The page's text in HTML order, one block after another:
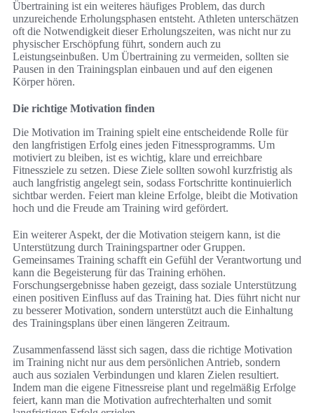
Übertraining ist ein weiteres häufiges Problem, das durch
unzureichende Erholungsphasen entsteht. Athleten unterschätzen
oft die Notwendigkeit dieser Erholungszeiten, was nicht nur zu
physischer Erschöpfung führt, sondern auch zu
Leistungseinbußen. Um Übertraining zu vermeiden, sollten sie
Pausen in den Trainingsplan einbauen und auf den eigenen
Körper hören.
Die richtige Motivation finden
Die Motivation im Training spielt eine entscheidende Rolle für
den langfristigen Erfolg eines jeden Fitnessprogramms. Um
motiviert zu bleiben, ist es wichtig, klare und erreichbare
Fitnessziele zu setzen. Diese Ziele sollten sowohl kurzfristig als
auch langfristig angelegt sein, sodass Fortschritte kontinuierlich
sichtbar werden. Feiert man kleine Erfolge, bleibt die Motivation
hoch und die Freude am Training wird gefördert.
Ein weiterer Aspekt, der die Motivation steigern kann, ist die
Unterstützung durch Trainingspartner oder Gruppen.
Gemeinsames Training schafft ein Gefühl der Verantwortung und
kann die Begeisterung für das Training erhöhen.
Forschungsergebnisse haben gezeigt, dass soziale Unterstützung
einen positiven Einfluss auf das Training hat. Dies führt nicht nur
zu besserer Motivation, sondern unterstützt auch die Einhaltung
des Trainingsplans über einen längeren Zeitraum.
Zusammenfassend lässt sich sagen, dass die richtige Motivation
im Training nicht nur aus dem persönlichen Antrieb, sondern
auch aus sozialen Verbindungen und klaren Zielen resultiert.
Indem man die eigene Fitnessreise plant und regelmäßig Erfolge
feiert, kann man die Motivation aufrechterhalten und somit